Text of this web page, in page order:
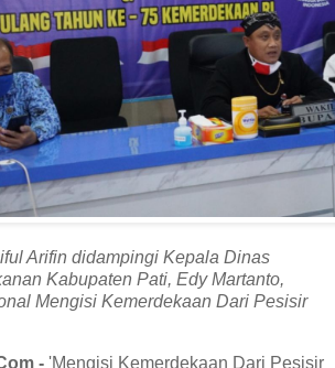
Arifin didampingi Kepala Dinas
Kabupaten Pati, Edy Martanto,
Mengisi Kemerdekaan Dari Pesisir
- 'Mengisi Kemerdekaan Dari Pesisir